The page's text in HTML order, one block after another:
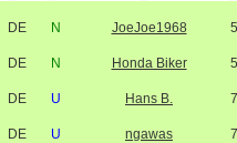
DE N JoeJoe1968
DE N Honda Biker
DE U Hans B.
DE U ngawas